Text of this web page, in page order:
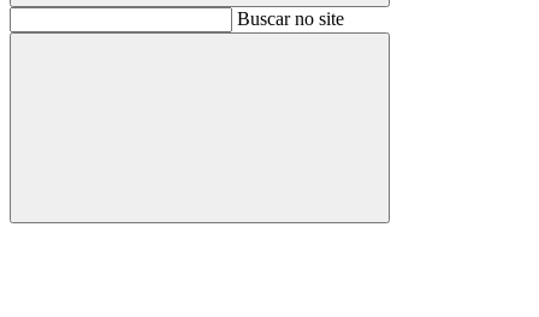
BuscarBuscar no site
Buscar